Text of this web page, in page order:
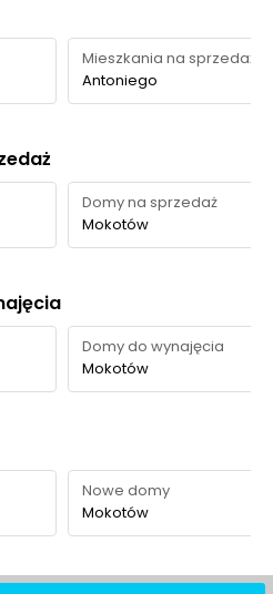
Mieszkania na sprzedaż
Antoniego
Domy na sprzedaż
Mokotów
Domy do wynajęcia
Mokotów
Nowe domy
Mokotów